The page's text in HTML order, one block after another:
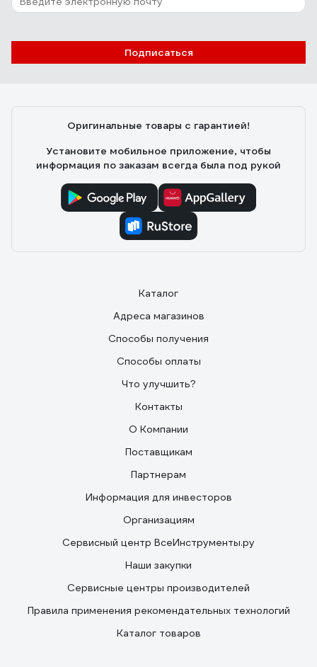
Подписаться
Оригинальные товары с гарантией!
Установите мобильное приложение, чтобы
информация по заказам всегда была под рукой
Каталог
Адреса магазинов
Способы получения
Способы оплаты
Что улучшить?
Контакты
О Компании
Поставщикам
Партнерам
Информация для инвесторов
Организациям
Сервисный центр ВсеИнструменты.ру
Наши закупки
Сервисные центры производителей
Правила применения рекомендательных технологий
Каталог товаров